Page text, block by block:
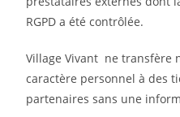
RGPD a été contrôlée.
Village Vivant ne transfère
caractère personnel à des
partenaires sans une